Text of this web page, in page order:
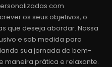
com
os seus objetivos, o
que deseja abordar. Nossa
e sob medida para
sua jornada de bem-
maneira prática e relaxante.